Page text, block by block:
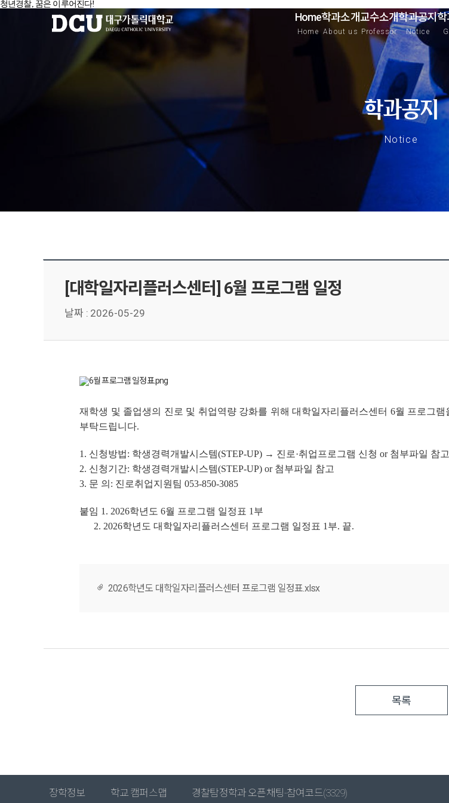
청년경찰, 꿈은 이루어진다!
Home
Home
학과소개
About us
교수소개
Professor
학과공지
Notice
학
학과공지
Notice
[대학일자리플러스센터] 6월 프로그램 일정
날짜 : 2026-05-29
재학생 및 졸업생의 진로 및 취업역량 강화를 위해 대학일자리플러스센터 6월 프로그
부탁드립니다.
1. 신청방법: 학생경력개발시스템(STEP-UP) → 진로·취업프로그램 신청 or 첨부파일 참고
2. 신청기간: 학생경력개발시스템(STEP-UP) or 첨부파일 참고
3. 문 의: 진로취업지원팀 053-850-3085
붙임 1. 2026학년도 6월 프로그램 일정표 1부
2. 2026학년도 대학일자리플러스센터 프로그램 일정표 1부. 끝.
2026학년도 대학일자리플러스센터 프로그램 일정표.xlsx
목록
장학정보 학교 캠퍼스맵 경찰탐정학과 오픈채팅-참여코드(3329)